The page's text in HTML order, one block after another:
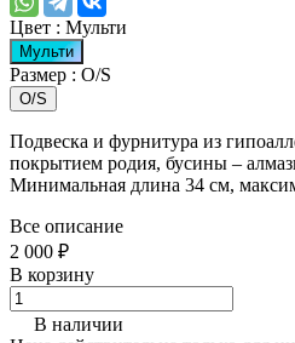
Цвет : Мульти
Мульти
Размер : O/S
O/S
Подвеска и фурнитура из
покрытием родия, бусины –
Минимальная длина 34 см,
Все описание
2 000 ₽
В корзину
В наличии